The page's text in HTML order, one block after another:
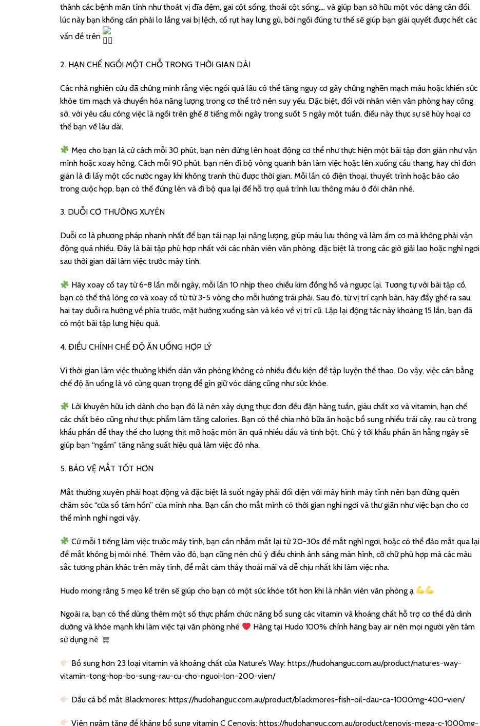
thành các bệnh mãn tính như thoát vị đĩa đệm, gai cột sống, thoái cột sống,… và giúp bạn sở hữu một vóc dáng cân đối,
lúc này bạn không cần phải lo lắng vai bị lệch, cổ rụt hay lưng gù, bởi ngồi đúng tư thế sẽ giúp bạn giải quyết được hết các
vấn đề trên
2. HẠN CHẾ NGỒI MỘT CHỖ TRONG THỜI GIAN DÀI
Các nhà nghiên cứu đã chứng minh rằng việc ngồi quá lâu có thể tăng nguy cơ gây chứng nghẽn mạch máu hoặc khiến sức
khỏe tim mạch và chuyển hóa năng lượng trong cơ thể trở nên suy yếu. Đặc biệt, đối với nhân viên văn phòng hay công
sở, với yêu cầu công việc là ngồi trên ghế 8 tiếng mỗi ngày trong suốt 5 ngày một tuần, điều này thực sự sẽ hủy hoại cơ
thể bạn về lâu dài.
Mẹo cho bạn là cứ cách mỗi 30 phút, bạn nên đứng lên hoạt động cơ thể như thực hiện một bài tập đơn giản như vặn
mình hoặc xoay hông. Cách mỗi 90 phút, bạn nên đi bộ vòng quanh bàn làm việc hoặc lên xuống cầu thang, hay chỉ đơn
giản là đi lấy một cốc nước ngay khi không tranh thủ được thời gian. Mỗi lần có điện thoại, thuyết trình hoặc báo cáo
trong cuộc họp, bạn có thể đứng lên và đi bộ qua lại để hỗ trợ quá trình lưu thông máu ở đôi chân nhé.
3. DUỖI CƠ THƯỜNG XUYÊN
Duỗi cơ là phương pháp nhanh nhất để bạn tái nạp lại năng lượng, giúp máu lưu thông và làm ấm cơ mà không phải vận
động quá nhiều. Đây là bài tập phù hợp nhất với các nhân viên văn phòng, đặc biệt là trong các giờ giải lao hoặc nghỉ ngơi
sau thời gian dài làm việc trước máy tính.
Hãy xoay cổ tay từ 6-8 lần mỗi ngày, mỗi lần 10 nhịp theo chiều kim đồng hồ và ngược lại. Tương tự với bài tập cổ,
bạn có thể thả lỏng cơ và xoay cổ từ từ 3-5 vòng cho mỗi hướng trái phải. Sau đó, từ vị trí cạnh bàn, hãy đẩy ghế ra sau,
hai tay duỗi ra hướng về phía trước, mặt hướng xuống sàn và kéo về vị trí cũ. Lặp lại động tác này khoảng 15 lần, bạn đã
có một bài tập lưng hiệu quả.
4. ĐIỀU CHỈNH CHẾ ĐỘ ĂN UỐNG HỢP LÝ
Vì thời gian làm việc thường khiến dân văn phòng không có nhiều điều kiện để tập luyện thể thao. Do vậy, việc cân bằng
chế độ ăn uống là vô cùng quan trọng để gìn giữ vóc dáng cũng như sức khỏe.
Lời khuyên hữu ích dành cho bạn đó là nên xây dựng thực đơn đều đặn hàng tuần, giàu chất xơ và vitamin, hạn chế
các chất béo cũng như thực phẩm làm tăng calories. Bạn có thể chia nhỏ bữa ăn hoặc bổ sung nhiều trái cây, rau củ trong
khẩu phần để thay thế cho lượng thịt mỡ hoặc món ăn quá nhiều dầu và tinh bột. Chú ý tới khẩu phần ăn hằng ngày sẽ
giúp bạn “ngầm” tăng năng suất hiệu quả làm việc đó nha.
5. BẢO VỆ MẮT TỐT HƠN
Mắt thường xuyên phải hoạt động và đặc biệt là suốt ngày phải đối diện với mày hình máy tính nên bạn đừng quên
chăm sóc “cửa sổ tâm hồn” của mình nha. Bạn cần cho mắt mình có thời gian nghỉ ngơi và thư giãn như việc bạn cho cơ
thể mình nghỉ ngơi vậy.
Cứ mỗi 1 tiếng làm việc trước máy tính, bạn cần nhắm mắt lại từ 20-30s để mắt nghỉ ngơi, hoặc có thể đảo mắt qua lại
để mắt không bị mỏi nhé. Thêm vào đó, bạn cũng nên chú ý điều chỉnh ánh sáng màn hình, cỡ chữ phù hợp mà các màu
sắc tương phản khác trên máy tính, để mắt cảm thấy thoải mái và dễ chịu nhất khi làm việc nha.
Hudo mong rằng 5 mẹo kể trên sẽ giúp cho bạn có một sức khỏe tốt hơn khi là nhân viên văn phòng ạ
Ngoài ra, bạn có thể dùng thêm một số thực phẩm chức năng bổ sung các vitamin và khoáng chất hỗ trợ cơ thể đủ dinh
dưỡng và khỏe mạnh khi làm việc tại văn phòng nhé
Hàng tại Hudo 100% chính hãng bay air nên mọi người yên tâm
sử dụng nè
Bổ sung hơn 23 loại vitamin và khoáng chất của Nature’s Way: https://hudohanguc.com.au/product/natures-way-
vitamin-tong-hop-bo-sung-rau-cu-cho-nguoi-lon-200-vien/
Dầu cá bổ mắt Blackmores:https://hudohanguc.com.au/product/blackmores-fish-oil-dau-ca-1000mg-400-vien/
Viên ngậm tăng đề kháng bổ sung vitamin C Cenovis:https://hudohanguc.com.au/product/cenovis-mega-c-1000mg-